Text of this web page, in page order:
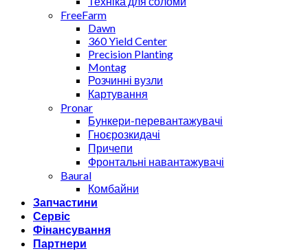
FreeFarm
Dawn
360 Yield Center
Precision Planting
Montag
Розчинні вузли
Картування
Pronar
Бункери-перевантажувачі
Гноєрозкидачі
Причепи
Фронтальні навантажувачі
Baural
Комбайни
Запчастини
Сервіс
Фінансування
Партнери